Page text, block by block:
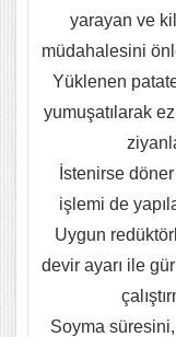
yarayan ve
müdahalesini
Yüklenen
yumuşatılarak
İstenirse
işlemi de
Uygun
devir ayarı ile
Soyma